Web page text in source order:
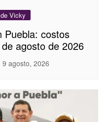
Vicky
Puebla: costos
agosto de 2026
9 agosto, 2026